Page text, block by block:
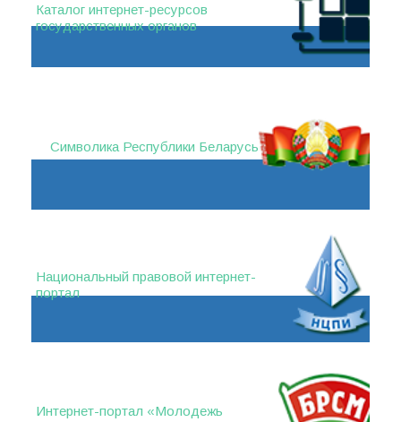
Каталог интернет-ресурсов
государственных органов
Символика Республики Беларусь
Национальный правовой интернет-
портал
Интернет-портал «Молодежь